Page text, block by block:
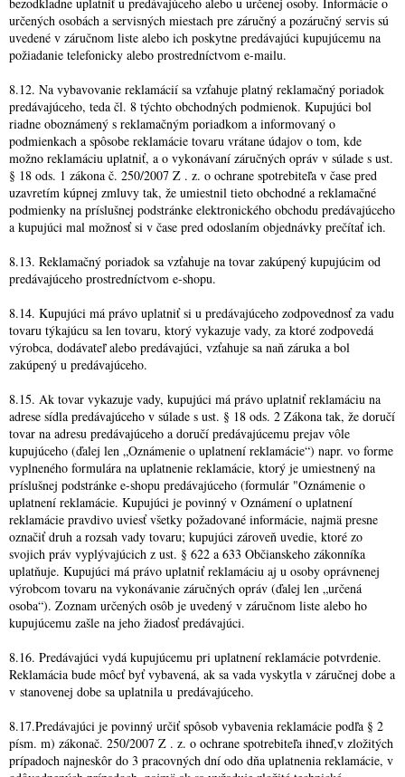
určených osobách a servisných miestach pre záručný a pozáručný servis sú
uvedené v záručnom liste alebo ich poskytne predávajúci kupujúcemu na
požiadanie telefonicky alebo prostredníctvom e-mailu.
8.12. Na vybavovanie reklamácií sa vzťahuje platný reklamačný poriadok
predávajúceho, teda čl. 8 týchto obchodných podmienok. Kupujúci bol
riadne oboznámený s reklamačným poriadkom a informovaný o
podmienkach a spôsobe reklamácie tovaru vrátane údajov o tom, kde
možno reklamáciu uplatniť, a o vykonávaní záručných opráv v súlade s ust.
§ 18 ods. 1 zákona č. 250/2007 Z . z. o ochrane spotrebiteľa v čase pred
uzavretím kúpnej zmluvy tak, že umiestnil tieto obchodné a reklamačné
podmienky na príslušnej podstránke elektronického obchodu predávajúceho
a kupujúci mal možnosť si v čase pred odoslaním objednávky prečítať ich.
8.13. Reklamačný poriadok sa vzťahuje na tovar zakúpený kupujúcim od
predávajúceho prostredníctvom e-shopu.
8.14. Kupujúci má právo uplatniť si u predávajúceho zodpovednosť za vadu
tovaru týkajúcu sa len tovaru, ktorý vykazuje vady, za ktoré zodpovedá
výrobca, dodávateľ alebo predávajúci, vzťahuje sa naň záruka a bol
zakúpený u predávajúceho.
8.15. Ak tovar vykazuje vady, kupujúci má právo uplatniť reklamáciu na
adrese sídla predávajúceho v súlade s ust. § 18 ods. 2 Zákona tak, že doručí
tovar na adresu predávajúceho a doručí predávajúcemu prejav vôle
kupujúceho (ďalej len „Oznámenie o uplatnení reklamácie“) napr. vo forme
vyplneného formulára na uplatnenie reklamácie, ktorý je umiestnený na
príslušnej podstránke e-shopu predávajúceho (formulár "Oznámenie o
uplatnení reklamácie. Kupujúci je povinný v Oznámení o uplatnení
reklamácie pravdivo uviesť všetky požadované informácie, najmä presne
označiť druh a rozsah vady tovaru; kupujúci zároveň uvedie, ktoré zo
svojich práv vyplývajúcich z ust. § 622 a 633 Občianskeho zákonníka
uplatňuje. Kupujúci má právo uplatniť reklamáciu aj u osoby oprávnenej
výrobcom tovaru na vykonávanie záručných opráv (ďalej len „určená
osoba“). Zoznam určených osôb je uvedený v záručnom liste alebo ho
kupujúcemu zašle na jeho žiadosť predávajúci.
8.16. Predávajúci vydá kupujúcemu pri uplatnení reklamácie potvrdenie.
Reklamácia bude môcť byť vybavená, ak sa vada vyskytla v záručnej dobe a
v stanovenej dobe sa uplatnila u predávajúceho.
8.17.Predávajúci je povinný určiť spôsob vybavenia reklamácie podľa § 2
písm. m) zákonač. 250/2007 Z . z. o ochrane spotrebiteľa ihneď,v zložitých
prípadoch najneskôr do 3 pracovných dní odo dňa uplatnenia reklamácie, v